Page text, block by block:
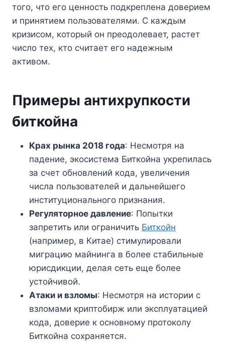
того, что его ценность подкреплена доверием
и принятием пользователями. С каждым
кризисом, который он преодолевает, растет
число тех, кто считает его надежным
активом.
Примеры антихрупкости
биткойна
Крах рынка 2018 года: Несмотря на
падение, экосистема Биткойна укрепилась
за счет обновлений кода, увеличения
числа пользователей и дальнейшего
институционального признания.
Регуляторное давление: Попытки
запретить или ограничить Биткойн
(например, в Китае) стимулировали
миграцию майнинга в более стабильные
юрисдикции, делая сеть еще более
устойчивой.
Атаки и взломы: Несмотря на истории с
взломами криптобирж или эксплуатацией
кода, доверие к основному протоколу
Биткойна сохраняется.